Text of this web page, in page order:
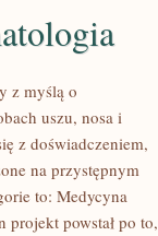
z myślą o
uszu, nosa i
z doświadczeniem,
na przystępnym
to: Medycyna
projekt powstał po to,